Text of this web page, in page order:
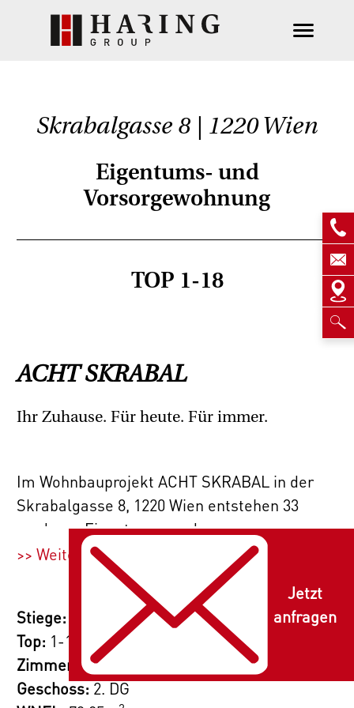
Skrabalgasse 8 | 1220 Wien
Eigentums- und
Vorsorgewohnung
TOP 1-18
ACHT SKRABAL
Ihr Zuhause. Für heute. Für immer.
Im Wohnbauprojekt ACHT SKRABAL in der
Skrabalgasse 8, 1220 Wien entstehen 33
moderne Eigentums- und
Vorsorgewohnungen mit 2–4 Zimmern und
Wohnflächen von 39 bis 93 m², jeweils mit
einer privaten Freifläche – Balkon, Terrasse
oder Garten.
Für zusätzlichen Komfort sorgen 17
Tiefgaragenplätze. Alle Wohnungen werden
>> Weiterlesen
Stiege:
Top: 1-18
Zimmer:
3
Geschoss: 2. DG
Jetzt
anfragen